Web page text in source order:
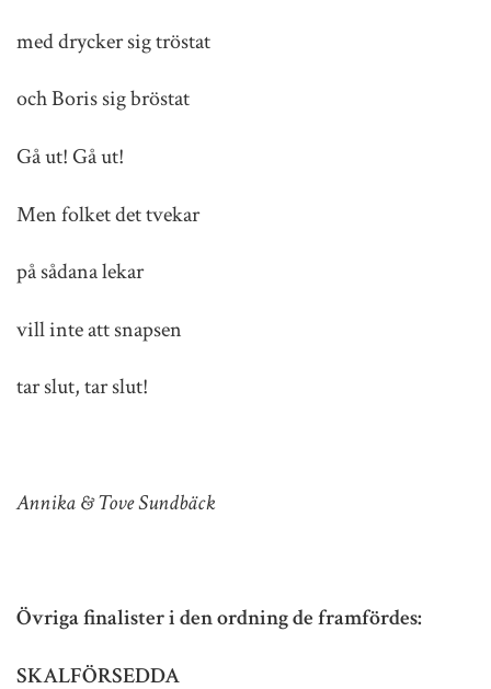
med drycker sig tröstat
och Boris sig bröstat
Gå ut! Gå ut!
Men folket det tvekar
på sådana lekar
vill inte att snapsen
tar slut, tar slut!
Annika & Tove Sundbäck
Övriga finalister i den ordning de framfördes:
SKALFÖRSEDDA